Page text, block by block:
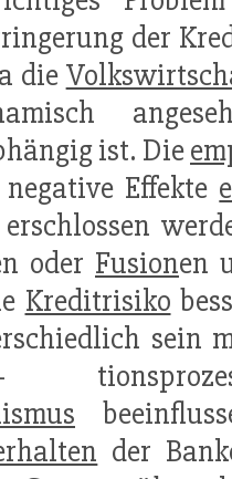
der
die
ist. Die
Effekte
erschlossen
oder Fusionen
Kreditrisiko
sein
der